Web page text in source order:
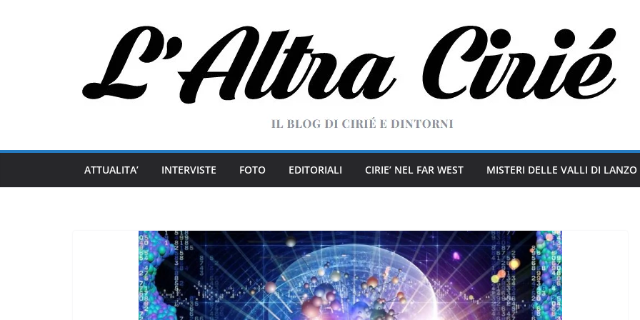
ATTUALITA’ INTERVISTE FOTO EDITORIALI CIRIE’ NEL FAR WEST MISTERI DELLE VALLI DI LANZO